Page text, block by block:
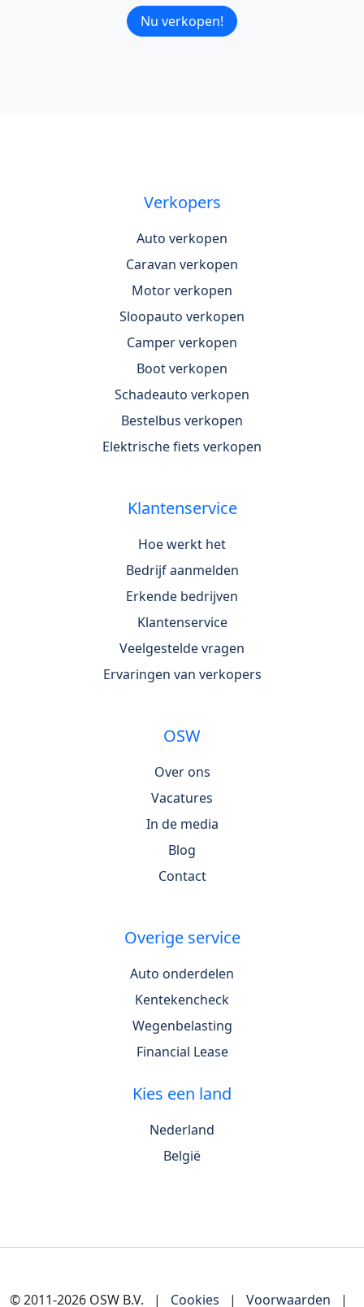
Nu verkopen!
Verkopers
Auto verkopen
Caravan verkopen
Motor verkopen
Sloopauto verkopen
Camper verkopen
Boot verkopen
Schadeauto verkopen
Bestelbus verkopen
Elektrische fiets verkopen
Klantenservice
Hoe werkt het
Bedrijf aanmelden
Erkende bedrijven
Klantenservice
Veelgestelde vragen
Ervaringen van verkopers
OSW
Over ons
Vacatures
In de media
Blog
Contact
Overige service
Auto onderdelen
Kentekencheck
Wegenbelasting
Financial Lease
Kies een land
Nederland
België
© 2011-2026 OSW B.V. | Cookies | Voorwaarden |